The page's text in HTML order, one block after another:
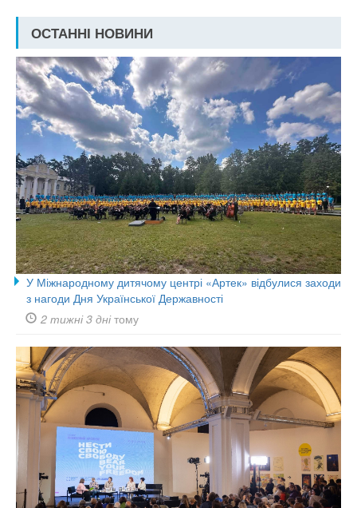
ОСТАННІ НОВИНИ
У Міжнародному дитячому центрі «Артек» відбулися заходи
з нагоди Дня Української Державності
2 тижні 3 днітому